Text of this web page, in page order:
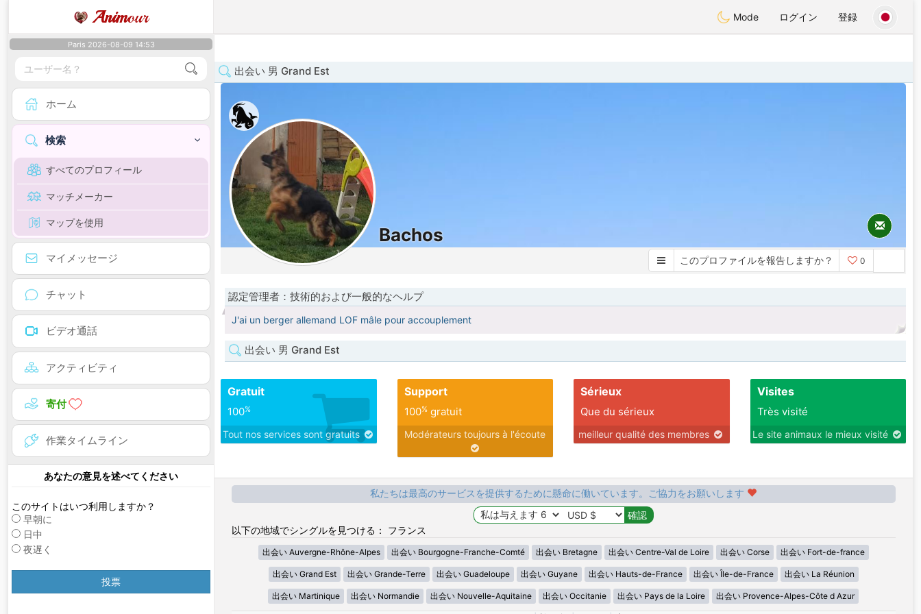
Animour Mode ログイン 登録
Paris 2026-08-09 14:53
ホーム
検索
すべてのプロフィール
マッチメーカー
マップを使用
マイメッセージ
チャット
ビデオ通話
アクティビティ
寄付
作業タイムライン
あなたの意見を述べてください
このサイトはいつ利用しますか？
早朝に
日中
夜遅く
投票
出会い 男 Grand Est
Bachos
このプロファイルを報告しますか？ 0
認定管理者：技術的および一般的なヘルプ
J'ai un berger allemand LOF mâle pour accouplement
出会い 男 Grand Est
Gratuit
100%
Tout nos services sont gratuits
Support
100%gratuit
Modérateurs toujours à l'écoute
Sérieux
Que du sérieux
meilleur qualité des membres
Visites
Très visité
Le site animaux le mieux visité
私たちは最高のサービスを提供するために懸命に働いています。ご協力をお願いします
以下の地域でシングルを見つける： フランス
出会い Auvergne-Rhône-Alpes 出会い Bourgogne-Franche-Comté 出会い Bretagne 出会い Centre-Val de Loire 出会い Corse 出会い Fort-de-france
出会い Grand Est 出会い Grande-Terre 出会い Guadeloupe 出会い Guyane 出会い Hauts-de-France 出会い Île-de-France 出会い La Réunion
出会い Martinique 出会い Normandie 出会い Nouvelle-Aquitaine 出会い Occitanie 出会い Pays de la Loire 出会い Provence-Alpes-Côte d Azur